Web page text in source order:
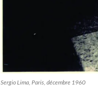
Sergio Lima, Paris, décembre 1960